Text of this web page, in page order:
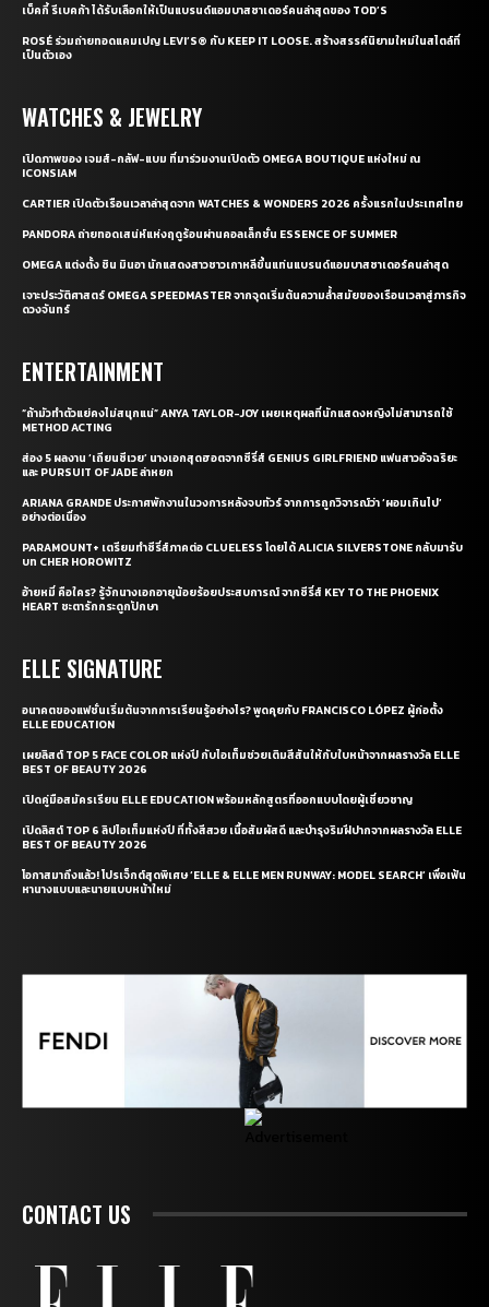
เบ็คกี้ รีเบคก้า ได้รับเลือกให้เป็นแบรนด์แอมบาสซาเดอร์คนล่าสุดของ TOD’S
ROSÉ ร่วมถ่ายทอดแคมเปญ LEVI’S® กับ KEEP IT LOOSE. สร้างสรรค์นิยามใหม่ในสไตล์ที่
เป็นตัวเอง
WATCHES & JEWELRY
เปิดภาพของ เจมส์-กลัฟ-แบม ที่มาร่วมงานเปิดตัว OMEGA BOUTIQUE แห่งใหม่ ณ
ICONSIAM
CARTIER เปิดตัวเรือนเวลาล่าสุดจาก WATCHES & WONDERS 2026 ครั้งแรกในประเทศไทย
PANDORA ถ่ายทอดเสน่ห์แห่งฤดูร้อนผ่านคอลเล็กชั่น ESSENCE OF SUMMER
OMEGA แต่งตั้ง ชิน มินอา นักแสดงสาวชาวเกาหลีขึ้นแท่นแบรนด์แอมบาสซาเดอร์คนล่าสุด
เจาะประวัติศาสตร์ OMEGA SPEEDMASTER จากจุดเริ่มต้นความล้ำสมัยของเรือนเวลาสู่ภารกิจ
ดวงจันทร์
ENTERTAINMENT
“ถ้ามัวทำตัวแย่คงไม่สนุกแน่” ANYA TAYLOR-JOY เผยเหตุผลที่นักแสดงหญิงไม่สามารถใช้
METHOD ACTING
ส่อง 5 ผลงาน ‘เถียนซีเวย’ นางเอกสุดฮอตจากซีรี่ส์ GENIUS GIRLFRIEND แฟนสาวอัจฉริยะ
และ PURSUIT OF JADE ล่าหยก
ARIANA GRANDE ประกาศพักงานในวงการหลังจบทัวร์ จากการถูกวิจารณ์ว่า ‘ผอมเกินไป’
อย่างต่อเนื่อง
PARAMOUNT+ เตรียมทำซีรี่ส์ภาคต่อ CLUELESS โดยได้ ALICIA SILVERSTONE กลับมารับ
บท CHER HOROWITZ
อ้ายหมี่ คือใคร? รู้จักนางเอกอายุน้อยร้อยประสบการณ์ จากซีรี่ส์ KEY TO THE PHOENIX
HEART ชะตารักกระดูกปักษา
ELLE SIGNATURE
อนาคตของแฟชั่นเริ่มต้นจากการเรียนรู้อย่างไร? พูดคุยกับ FRANCISCO LÓPEZ ผู้ก่อตั้ง
ELLE EDUCATION
เผยลิสต์ TOP 5 FACE COLOR แห่งปี กับไอเท็มช่วยเติมสีสันให้กับใบหน้าจากผลรางวัล ELLE
BEST OF BEAUTY 2026
เปิดคู่มือสมัครเรียน ELLE EDUCATION พร้อมหลักสูตรที่ออกแบบโดยผู้เชี่ยวชาญ
เปิดลิสต์ TOP 6 ลิปไอเท็มแห่งปี ที่ทั้งสีสวย เนื้อสัมผัสดี และบำรุงริมฝีปากจากผลรางวัล ELLE
BEST OF BEAUTY 2026
โอกาสมาถึงแล้ว! โปรเจ็กต์สุดพิเศษ ‘ELLE & ELLE MEN RUNWAY: MODEL SEARCH’ เพื่อเฟ้น
หานางแบบและนายแบบหน้าใหม่
CONTACT US